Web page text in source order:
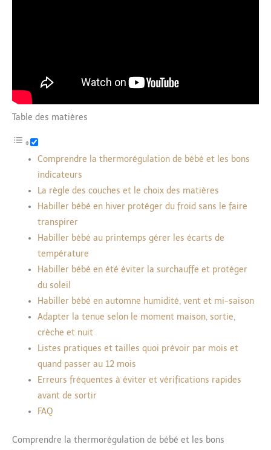
Table des matières
Comprendre la thermorégulation de bébé et les bons
indicateurs
La règle des couches et le choix des matières
Habiller bébé en hiver protéger du froid sans le faire
transpirer
Habiller bébé au printemps gérer les écarts de
température
Habiller bébé en été éviter la surchauffe et protéger
du soleil
Habiller bébé en automne humidité, vent et mi-saison
Adapter la tenue selon le moment maison, sortie,
crèche et nuit
Listes pratiques et tailles quoi prévoir par mois et
quand passer au 12 mois
Erreurs fréquentes à éviter et vérifications rapides
avant de sortir
FAQ
Comprendre la thermorégulation de bébé et les bons